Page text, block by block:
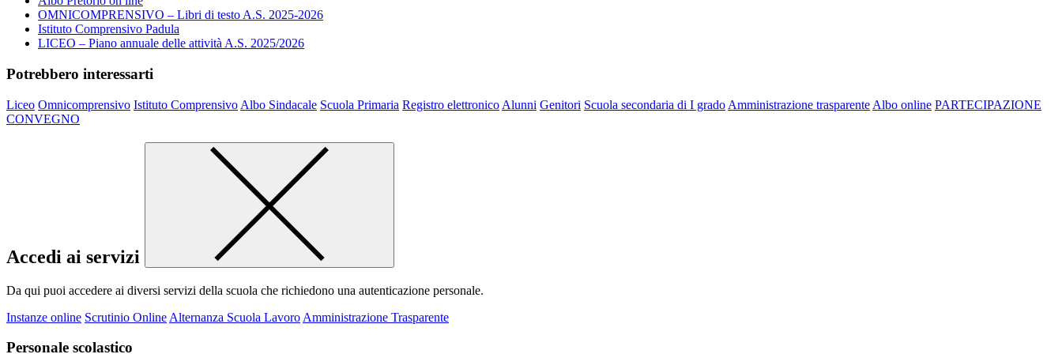
OMNICOMPRENSIVO – Libri di testo A.S. 2025-2026
Istituto Comprensivo Padula
LICEO – Piano annuale delle attività A.S. 2025/2026
Potrebbero interessarti
Liceo Omnicomprensivo Istituto Comprensivo Albo Sindacale Scuola Primaria Registro elettronico Alunni Genitori Scuola secondaria di I grado Amministrazione trasparente Albo online PARTECIPAZIONE
CONVEGNO
Accedi ai servizi
Da qui puoi accedere ai diversi servizi della scuola che richiedono una autenticazione personale.
Instanze online Scrutinio Online Alternanza Scuola Lavoro Amministrazione Trasparente
Personale scolastico